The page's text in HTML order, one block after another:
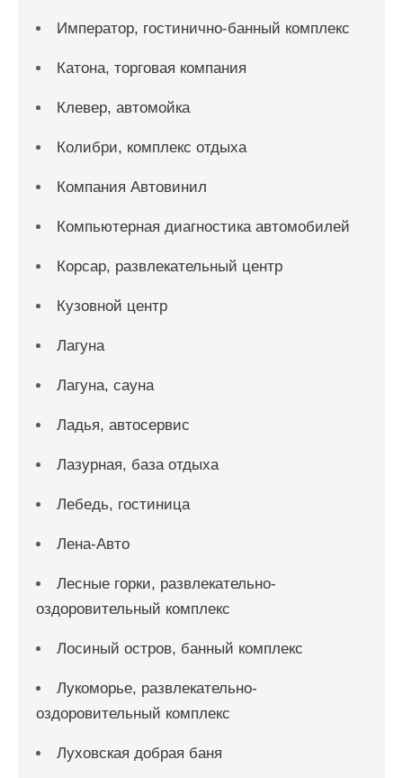
Император, гостинично-банный комплекс
Катона, торговая компания
Клевер, автомойка
Колибри, комплекс отдыха
Компания Автовинил
Компьютерная диагностика автомобилей
Корсар, развлекательный центр
Кузовной центр
Лагуна
Лагуна, сауна
Ладья, автосервис
Лазурная, база отдыха
Лебедь, гостиница
Лена-Авто
Лесные горки, развлекательно-
оздоровительный комплекс
Лосиный остров, банный комплекс
Лукоморье, развлекательно-
оздоровительный комплекс
Луховская добрая баня